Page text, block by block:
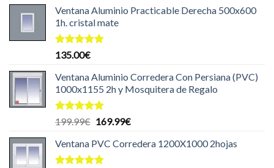
de 5
Ventana Aluminio Practicable Derecha 500x600
1h. cristal mate
Valorado
de 5
135.00€
Ventana Aluminio Corredera Con Persiana (PVC)
1000x1155 2h y Mosquitera de Regalo
Valorado
de 5
199.99€ El
original
era:
169.99€El
actual
Ventana PVC Corredera 1200X1000 2hojas